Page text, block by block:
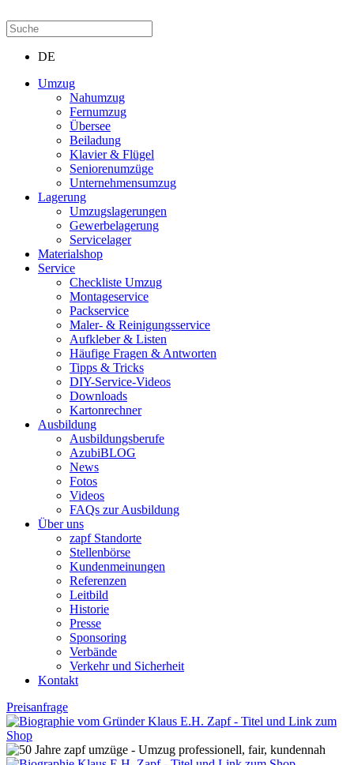
DE
Umzug
Nahumzug
Fernumzug
Übersee
Beiladung
Klavier & Flügel
Seniorenumzüge
Unternehmensumzug
Lagerung
Umzugslagerungen
Gewerbelagerung
Servicelager
Materialshop
Service
Checkliste Umzug
Montageservice
Packservice
Maler- & Reinigungsservice
Aufkleber & Listen
Häufige Fragen & Antworten
Tipps & Tricks
DIY-Service-Videos
Downloads
Kartonrechner
Ausbildung
Ausbildungsberufe
AzubiBLOG
News
Fotos
Videos
FAQs zur Ausbildung
Über uns
zapf Standorte
Stellenbörse
Kundenmeinungen
Referenzen
Leitbild
Historie
Presse
Sponsoring
Verbände
Verkehr und Sicherheit
Kontakt
Preisanfrage